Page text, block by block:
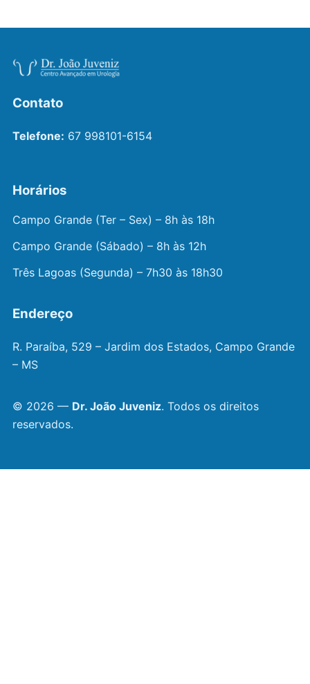
Contato
Telefone: 67 998101-6154
Horários
Campo Grande (Ter – Sex) – 8h às 18h
Campo Grande (Sábado) – 8h às 12h
Três Lagoas (Segunda) – 7h30 às 18h30
Endereço
R. Paraíba, 529 – Jardim dos Estados, Campo Grande
– MS
© 2026 — Dr. João Juveniz. Todos os direitos
reservados.